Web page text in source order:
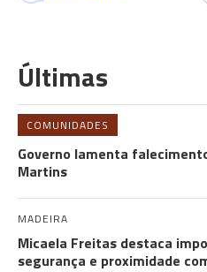
Últimas
COMUNIDADES
Governo lamenta
Martins
MADEIRA
Micaela Freitas destaca
segurança e proximidade